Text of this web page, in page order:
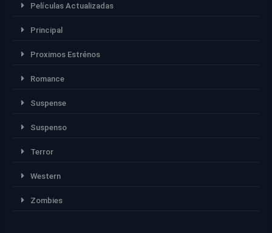
Películas Actualizadas
Principal
Proximos Estrénos
Romance
Suspense
Suspenso
Terror
Western
Zombies